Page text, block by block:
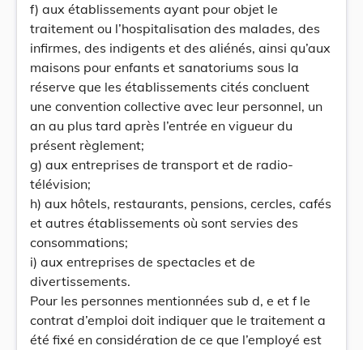
f) aux établissements ayant pour objet le
traitement ou l’hospitalisation des malades, des
infirmes, des indigents et des aliénés, ainsi qu’aux
maisons pour enfants et sanatoriums sous la
réserve que les établissements cités concluent
une convention collective avec leur personnel, un
an au plus tard après l’entrée en vigueur du
présent règlement;
g) aux entreprises de transport et de radio-
télévision;
h) aux hôtels, restaurants, pensions, cercles, cafés
et autres établissements où sont servies des
consommations;
i) aux entreprises de spectacles et de
divertissements.
Pour les personnes mentionnées sub d, e et f le
contrat d’emploi doit indiquer que le traitement a
été fixé en considération de ce que l’employé est